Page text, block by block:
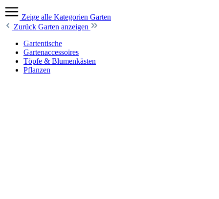
Zeige alle Kategorien Garten
Zurück Garten anzeigen
Gartentische
Gartenaccessoires
Töpfe & Blumenkästen
Pflanzen